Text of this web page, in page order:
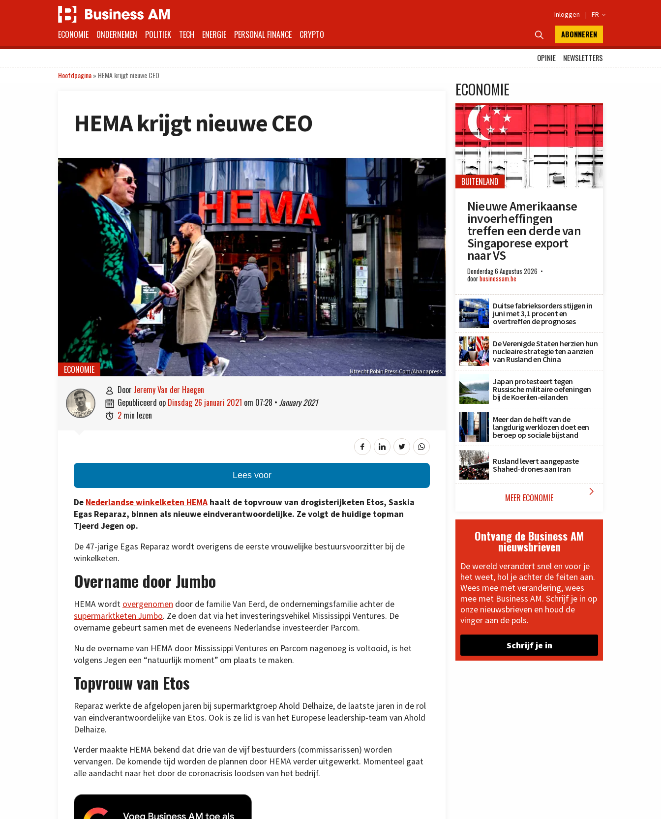
Inloggen | FR 
ECONOMIE ONDERNEMEN POLITIEK TECH ENERGIE PERSONAL FINANCE CRYPTO  ABONNEREN
OPINIE
NEWSLETTERS
Hoofdpagina» HEMA krijgt nieuwe CEO
HEMA krijgt nieuwe CEO
Utrecht Robin Press.Com/Abacapress
ECONOMIE
 door Jeremy Van der Haegen
 gepubliceerd op dinsdag 26 januari 2021 om 07:28 • January 2021
 2 min lezen
Lees voor
De Nederlandse winkelketen HEMA haalt de topvrouw van drogisterijketen Etos, Saskia
Egas Reparaz, binnen als nieuwe eindverantwoordelijke. Ze volgt de huidige topman
Tjeerd Jegen op.
De 47-jarige Egas Reparaz wordt overigens de eerste vrouwelijke bestuursvoorzitter bij de
winkelketen.
Overname door Jumbo
HEMA wordt overgenomen door de familie Van Eerd, de ondernemingsfamilie achter de
supermarktketen Jumbo. Ze doen dat via het investeringsvehikel Mississippi Ventures. De
overname gebeurt samen met de eveneens Nederlandse investeerder Parcom.
Nu de overname van HEMA door Mississippi Ventures en Parcom nagenoeg is voltooid, is het
volgens Jegen een “natuurlijk moment” om plaats te maken.
Topvrouw van Etos
Reparaz werkte de afgelopen jaren bij supermarktgroep Ahold Delhaize, de laatste jaren in de rol
van eindverantwoordelijke van Etos. Ook is ze lid is van het Europese leadership-team van Ahold
Delhaize.
Verder maakte HEMA bekend dat drie van de vijf bestuurders (commissarissen) worden
vervangen. De komende tijd worden de plannen door HEMA verder uitgewerkt. Momenteel gaat
alle aandacht naar het door de coronacrisis loodsen van het bedrijf.
ECONOMIE
BUITENLAND
Nieuwe Amerikaanse
invoerheffingen
treffen een derde van
Singaporese export
naar VS
Donderdag 6 Augustus 2026
doorbusinessam.be
Duitse fabrieksorders stijgen in
juni met 3,1 procent en
overtreffen de prognoses
De Verenigde Staten herzien hun
nucleaire strategie ten aanzien
van Rusland en China
Japan protesteert tegen
Russische militaire oefeningen
bij de Koerilen-eilanden
Meer dan de helft van de
langdurig werklozen doet een
beroep op sociale bijstand
Rusland levert aangepaste
Shahed-drones aan Iran
MEER ECONOMIE 
Ontvang de Business AM
nieuwsbrieven
De wereld verandert snel en voor je
het weet, hol je achter de feiten aan.
Wees mee met verandering, wees
mee met Business AM. Schrijf je in op
onze nieuwsbrieven en houd de
vinger aan de pols.
Schrijf je in